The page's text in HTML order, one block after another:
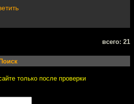
всего: 21
Поиск
только после проверки